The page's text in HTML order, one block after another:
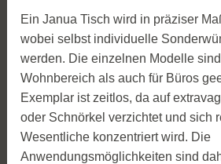
Ein Janua Tisch wird in präziser
wobei selbst individuelle
werden. Die einzelnen Modelle
Wohnbereich als auch für Büros
Exemplar ist zeitlos, da auf
oder Schnörkel verzichtet und sich
Wesentliche konzentriert wird. Die
Anwendungsmöglichkeiten sind